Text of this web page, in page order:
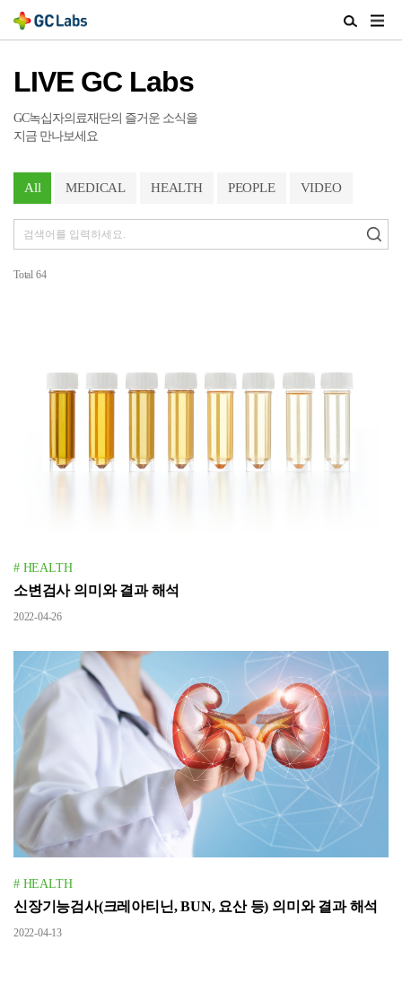
검
색
LIVE GC Labs
GC녹십자의료재단의 즐거운 소식을
지금 만나보세요
All MEDICAL HEALTH PEOPLE VIDEO
Total 64
# HEALTH
소변검사 의미와 결과 해석
2022-04-26
# HEALTH
신장기능검사(크레아티닌, BUN, 요산 등) 의미와 결과 해석
2022-04-13